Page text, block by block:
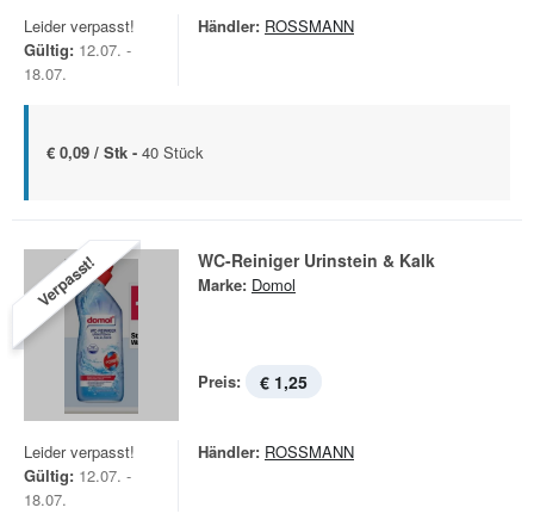
Leider verpasst!
Gültig: 12.07. -
18.07.
Händler: ROSSMANN
€ 0,09 / Stk - 40 Stück
Verpasst! WC-Reiniger Urinstein & Kalk
Marke: Domol
Preis: € 1,25
Leider verpasst!
Gültig: 12.07. -
18.07.
Händler: ROSSMANN